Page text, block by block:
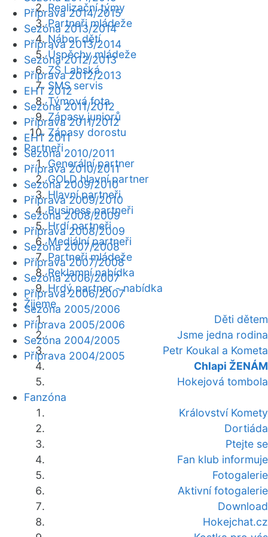
Realizační týmy
Partneři mládeže
Nábor dětí
Úspěchy mládeže
ZŠ Labská
SMS servis
Týmová fota
Zápasy juniorů
Zápasy dorostu
Partneři
Generální partner
GOLD hlavní partner
Hlavní partneři
Business partneři
Hrdí partneři
Mediální partneři
Partneři mládeže
Reklamní nabídka
Hrdý partner - nabídka
Žijeme
Děti dětem
Jsme jedna rodina
Petr Koukal a Kometa
Chlapi ŽENÁM
Hokejová tombola
Fanzóna
Království Komety
Dortiáda
Ptejte se
Fan klub informuje
Fotogalerie
Aktivní fotogalerie
Download
Hokejchat.cz
Příprava 2014/2015
Sezóna 2013/2014
Příprava 2013/2014
Sezóna 2012/2013
Příprava 2012/2013
EHT 2012
Sezóna 2011/2012
Příprava 2011/2012
EHT 2011
Sezóna 2010/2011
Příprava 2010/2011
Sezóna 2009/2010
Příprava 2009/2010
Sezóna 2008/2009
Příprava 2008/2009
Sezóna 2007/2008
Příprava 2007/2008
Sezóna 2006/2007
Příprava 2006/2007
Sezóna 2005/2006
Příprava 2005/2006
Sezóna 2004/2005
Příprava 2004/2005